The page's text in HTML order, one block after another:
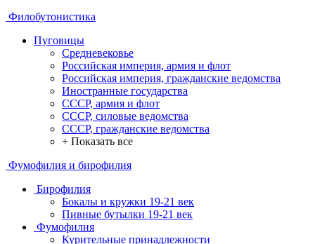
Филобутонистика
Пуговицы
Средневековье
Российская империя, армия и флот
Российская империя, гражданские ведомства
Иностранные государства
СССР, армия и флот
СССР, силовые ведомства
СССР, гражданские ведомства
+ Показать все
Фумофилия и бирофилия
Бирофилия
Бокалы и кружки 19-21 век
Пивные бутылки 19-21 век
Фумофилия
Курительные принадлежности